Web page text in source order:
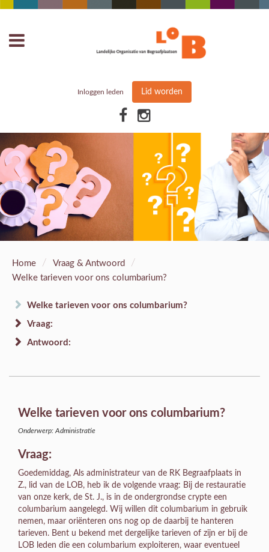
Inloggen leden Lid worden
Home / Vraag & Antwoord /
Welke tarieven voor ons columbarium?
Welke tarieven voor ons columbarium?
Vraag:
Antwoord:
Welke tarieven voor ons columbarium?
Onderwerp: Administratie
Vraag:
Goedemiddag, Als administrateur van de RK Begraafplaats in
Z., lid van de LOB, heb ik de volgende vraag: Bij de restauratie
van onze kerk, de St. J., is in de ondergrondse crypte een
columbarium aangelegd. Wij willen dit columbarium in gebruik
nemen, maar oriënteren ons nog op de daarbij te hanteren
tarieven. Bent u bekend met dergelijke tarieven of zijn er bij de
LOB leden die een columbarium exploiteren, waar eventueel